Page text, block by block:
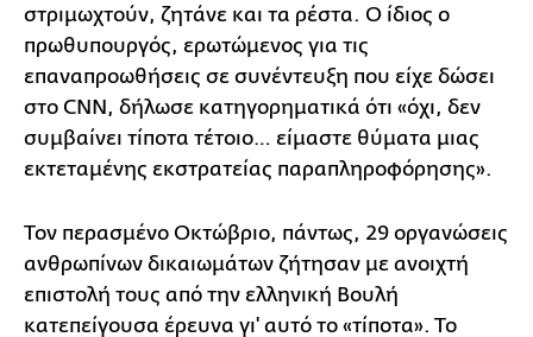
στριμωχτούν, ζητάνε και τα ρέστα. Ο ίδιος ο
πρωθυπουργός, ερωτώμενος για τις
επαναπροωθήσεις σε συνέντευξη που είχε δώσει
στο CNN, δήλωσε κατηγορηματικά ότι «όχι, δεν
συμβαίνει τίποτα τέτοιο… είμαστε θύματα μιας
εκτεταμένης εκστρατείας παραπληροφόρησης».
Τον περασμένο Οκτώβριο, πάντως, 29 οργανώσεις
ανθρωπίνων δικαιωμάτων ζήτησαν με ανοιχτή
επιστολή τους από την ελληνική Βουλή
κατεπείγουσα έρευνα γι' αυτό το «τίποτα». Το